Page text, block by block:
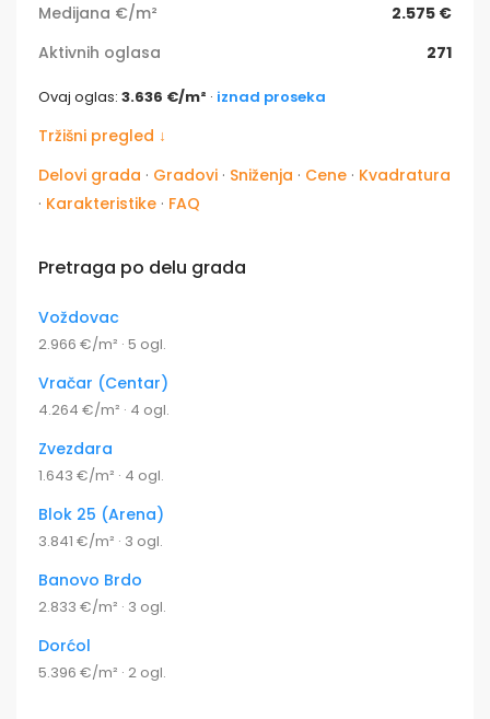
Medijana €/m²
2.575 €
Aktivnih oglasa
271
Ovaj oglas: 3.636 €/m² · iznad proseka
Tržišni pregled ↓
Delovi grada · Gradovi · Sniženja · Cene · Kvadratura
· Karakteristike · FAQ
Pretraga po delu grada
Voždovac
2.966 €/m² · 5 ogl.
Vračar (Centar)
4.264 €/m² · 4 ogl.
Zvezdara
1.643 €/m² · 4 ogl.
Blok 25 (Arena)
3.841 €/m² · 3 ogl.
Banovo Brdo
2.833 €/m² · 3 ogl.
Dorćol
5.396 €/m² · 2 ogl.